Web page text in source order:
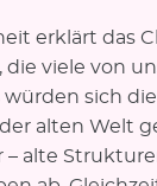
erklärt das
viele von
würden sich
alten Welt
alte